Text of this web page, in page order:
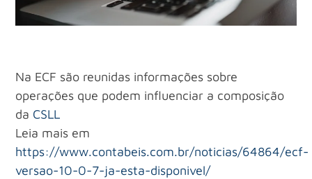
Na ECF são reunidas informações sobre
operações que podem influenciar a composição
da CSLL
Leia mais em
https://www.contabeis.com.br/noticias/64864/ecf-
versao-10-0-7-ja-esta-disponivel/